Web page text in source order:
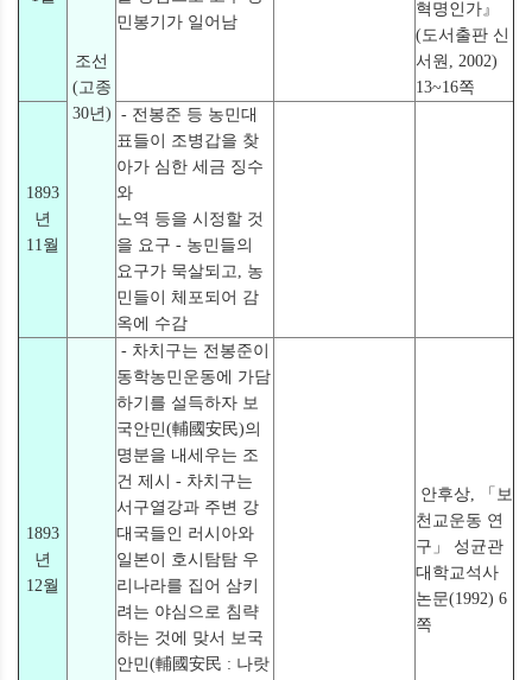
조선
(고종
30년)
민봉기가 일어남
혁명인가』
(도서출판 신
서원, 2002)
13~16쪽
1893
년
11월
- 전봉준 등 농민대
표들이 조병갑을 찾
아가 심한 세금 징수
와
노역 등을 시정할 것
을 요구 - 농민들의
요구가 묵살되고, 농
민들이 체포되어 감
옥에 수감
1893
년
12월
- 차치구는 전봉준이
동학농민운동에 가담
하기를 설득하자 보
국안민(輔國安民)의
명분을 내세우는 조
건 제시 - 차치구는
서구열강과 주변 강
대국들인 러시아와
일본이 호시탐탐 우
리나라를 집어 삼키
려는 야심으로 침략
하는 것에 맞서 보국
안민(輔國安民 : 나랏
안후상, 「보
천교운동 연
구」 성균관
대학교석사
논문(1992) 6
쪽